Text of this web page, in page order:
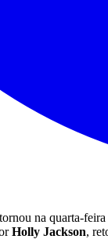
na quarta-
Holly Jackson,